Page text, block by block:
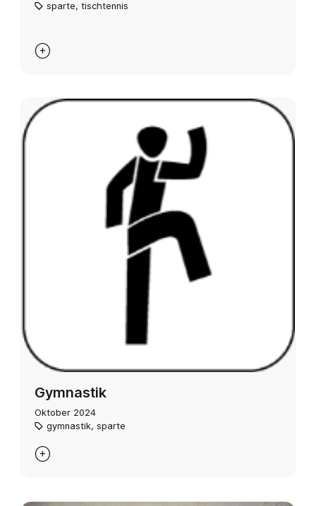
sparte, tischtennis

Gymnastik
Oktober 2024
gymnastik, sparte
